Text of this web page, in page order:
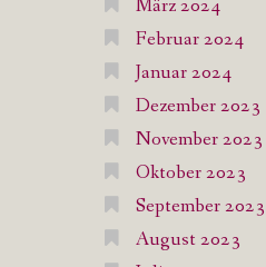
März 2024
Februar 2024
Januar 2024
Dezember 2023
November 2023
Oktober 2023
September 2023
August 2023